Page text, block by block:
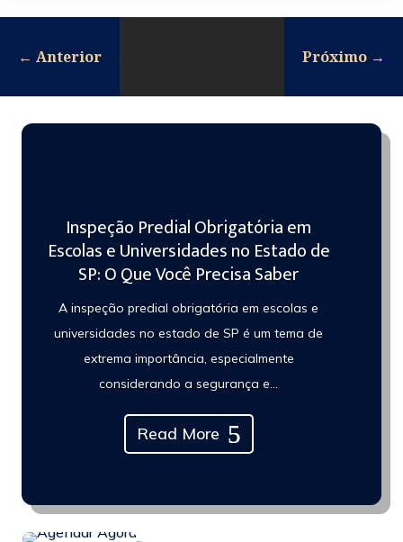
← Anterior Próximo →
Inspeção Predial Obrigatória em
Escolas e Universidades no Estado de
SP: O Que Você Precisa Saber
A inspeção predial obrigatória em escolas e
universidades no estado de SP é um tema de
extrema importância, especialmente
considerando a segurança e...
Read More